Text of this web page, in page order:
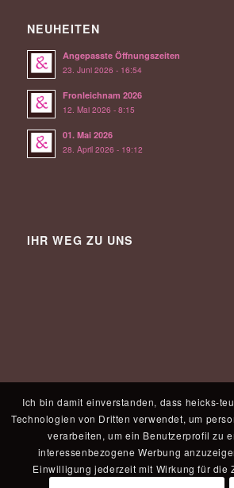
NEUHEITEN
Angepasste Öffnungszeiten
23. Juni 2026 - 16:54
Fronleichnam 2026
12. Mai 2026 - 8:15
01. Mai 2026
28. April 2026 - 19:12
IHR WEG ZU UNS
Ich bin damit einverstanden, dass heicks-
Technologien von Dritten verwendet, um
verarbeiten, um ein Benutzerprofil zu
interessenbezogene Werbung
Einwilligung jederzeit mit Wirkung für die